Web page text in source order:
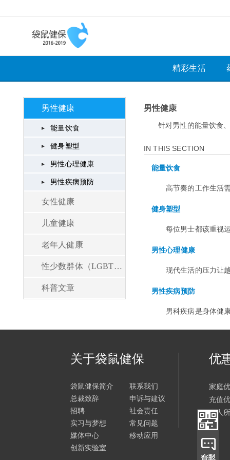
精彩生活
男性健康
能量饮食
健身塑型
男性心理健康
男性疾病预防
女性健康
儿童健康
老年人健康
性少数群体（LGBT）健康
科普文章
男性健康
针对男性的能量饮食
IN THIS SECTION
能量饮食
高节奏的工作生活
健身塑型
每位男士都该重视
男性心理健康
现代生活的压力让
男性疾病预防
男科疾病是身体健
关于袋鼠健保
袋鼠健保简介
总裁致辞
招聘
实习与梦想
媒体中心
创新实验室
联系我们
申诉与建议
社会责任
常见问题
移动应用
优
家庭
充值
个人